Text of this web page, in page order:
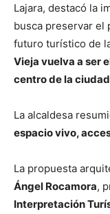
Lajara, destacó la
busca preservar el
futuro turístico de
Vieja vuelva a ser
centro de la ciudad
La alcaldesa
espacio vivo,
La propuesta
Ángel Rocamora,
Interpretación